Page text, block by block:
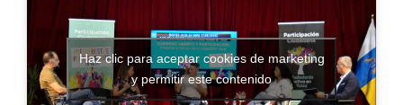
Haz clic para aceptar cookies de marketing
y permitir este contenido